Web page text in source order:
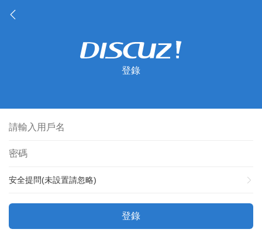
登錄
安全提問(未設置請忽略)
登錄